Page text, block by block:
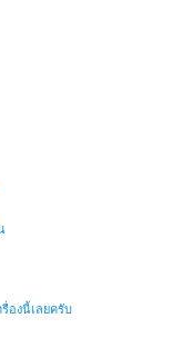
รื่องนี้เลยครับ